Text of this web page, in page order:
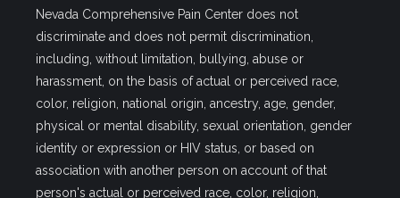
Nevada Comprehensive Pain Center does not
discriminate and does not permit discrimination,
including, without limitation, bullying, abuse or
harassment, on the basis of actual or perceived race,
color, religion, national origin, ancestry, age, gender,
physical or mental disability, sexual orientation, gender
identity or expression or HIV status, or based on
association with another person on account of that
person's actual or perceived race, color, religion,